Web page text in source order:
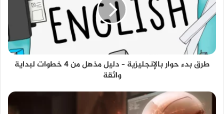
طرق بدء حوار بالإنجليزية – دليل مذهل من 4 خطوات لبداية
واثقة